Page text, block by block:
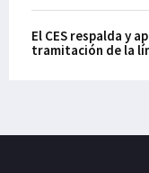
El CES respalda y
tramitación de la